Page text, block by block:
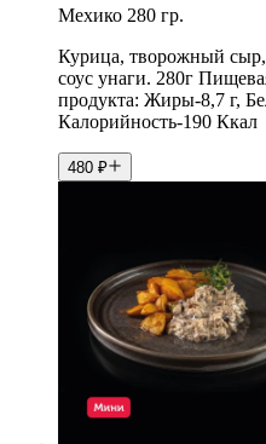
Мехико 280 гр.
Курица, творожный сыр,
соус унаги. 280г
продукта: Жиры-8,7 г,
Калорийность-190 Ккал
480 ₽